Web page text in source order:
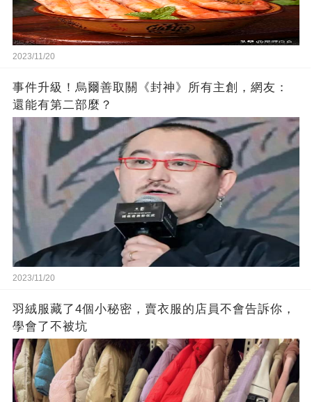
2023/11/20
事件升級！烏爾善取關《封神》所有主創，網友：
還能有第二部麼？
2023/11/20
羽絨服藏了4個小秘密，賣衣服的店員不會告訴你，
學會了不被坑